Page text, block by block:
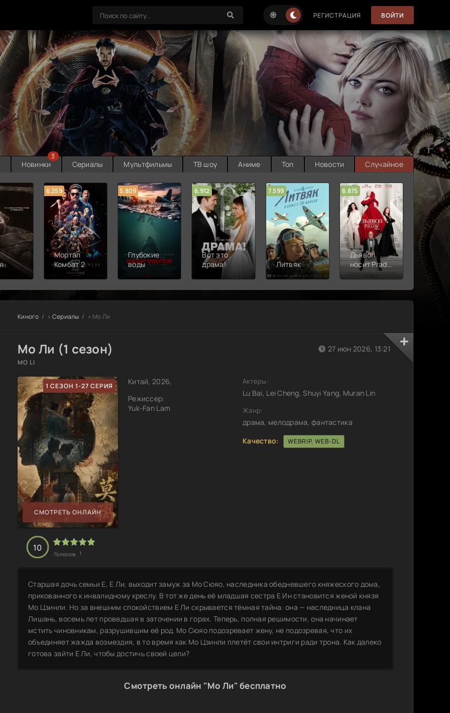
РЕГИСТРАЦИЯ ВОЙТИ
Новинки
3
Сериалы Мультфильмы ТВ шоу Аниме Топ Новости Случайное
6.259
Мортал
Комбат 2
5.809
Глубокие
воды
6.912
Вот это
драма!
7.599
Литвяк
6.875
Дьявол
носит Prada
2
6.314
Киного » Сериалы » Мо Ли
Мо Ли (1 сезон)
MO LI
1 СЕЗОН 1-27 СЕРИЯ
СМОТРЕТЬ ОНЛАЙН
Китай, 2026,
Режиссер:
Yuk-Fan Lam
27 июн 2026, 13:21
Актеры:
Lu Bai, Lei Cheng, Shuyi Yang, Muran Lin
Жанр:
драма, мелодрама, фантастика
Качество:
WEBRIP, WEB-DL
10
Голосов: 1
Старшая дочь семьи Е, Е Ли, выходит замуж за Мо Сюяо, наследника обедневшего княжеского дома,
прикованного к инвалидному креслу. В тот же день её младшая сестра Е Ин становится женой князя
Мо Цзинли. Но за внешним спокойствием Е Ли скрывается тёмная тайна: она — наследница клана
Лишань, восемь лет проведшая в заточении в горах. Теперь, полная решимости, она начинает
мстить чиновникам, разрушившим её род. Мо Сюяо подозревает жену, не подозревая, что их
объединяет жажда возмездия, в то время как Мо Цзинли плетёт свои интриги ради трона. Как далеко
готова зайти Е Ли, чтобы достичь своей цели?
Смотреть онлайн "Мо Ли" бесплатно